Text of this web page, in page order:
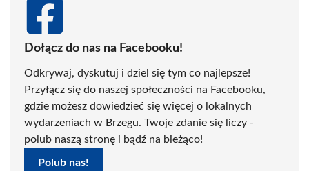
Dołącz do nas na Facebooku!
Odkrywaj, dyskutuj i dziel się tym co najlepsze!
Przyłącz się do naszej społeczności na Facebooku,
gdzie możesz dowiedzieć się więcej o lokalnych
wydarzeniach w Brzegu. Twoje zdanie się liczy -
polub naszą stronę i bądź na bieżąco!
Polub nas!